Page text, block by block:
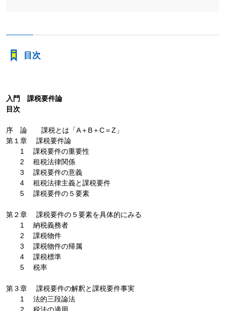
目次
入門 課税要件論
目次
序 論 課税とは「A＋B＋C＝Z」
第１章 課税要件論
1 課税要件の重要性
2 租税法律関係
3 課税要件の意義
4 租税法律主義と課税要件
5 課税要件の５要素
第２章 課税要件の５要素を具体的にみる
1 納税義務者
2 課税物件
3 課税物件の帰属
4 課税標準
5 税率
第３章 課税要件の解釈と課税要件事実
1 法的三段論法